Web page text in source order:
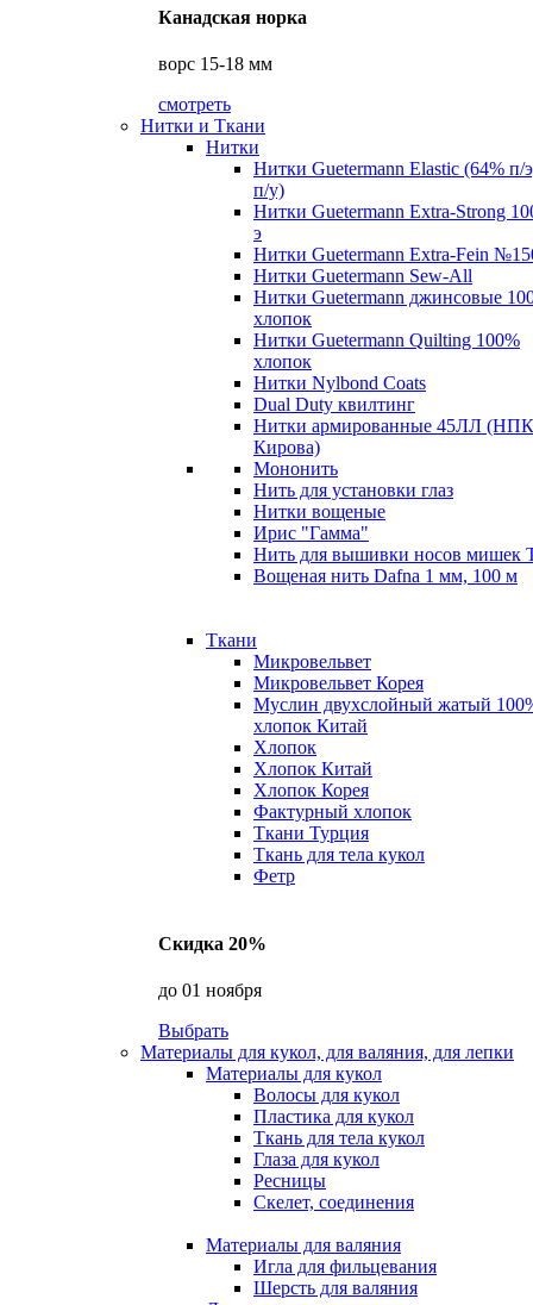
Канадская норка
ворс 15-18 мм
смотреть
Нитки и Ткани
Нитки
Нитки Guetermann Elastic (64% п/
п/у)
Нитки Guetermann Extra-Strong
э
Нитки Guetermann Extra-Fein
Нитки Guetermann Sew-All
Нитки Guetermann джинсовые
хлопок
Нитки Guetermann Quilting 100%
хлопок
Нитки Nylbond Coats
Dual Duty квилтинг
Нитки армированные 45ЛЛ
Кирова)
Мононить
Нить для установки глаз
Нитки вощеные
Ирис "Гамма"
Нить для вышивки носов мишек
Вощеная нить Dafna 1 мм, 100 м
Ткани
Микровельвет
Микровельвет Корея
Муслин двухслойный жатый
хлопок Китай
Хлопок
Хлопок Китай
Хлопок Корея
Фактурный хлопок
Ткани Турция
Ткань для тела кукол
Фетр
Скидка 20%
до 01 ноября
Выбрать
Материалы для кукол, для валяния, для лепки
Материалы для кукол
Волосы для кукол
Пластика для кукол
Ткань для тела кукол
Глаза для кукол
Ресницы
Скелет, соединения
Материалы для валяния
Игла для фильцевания
Шерсть для валяния